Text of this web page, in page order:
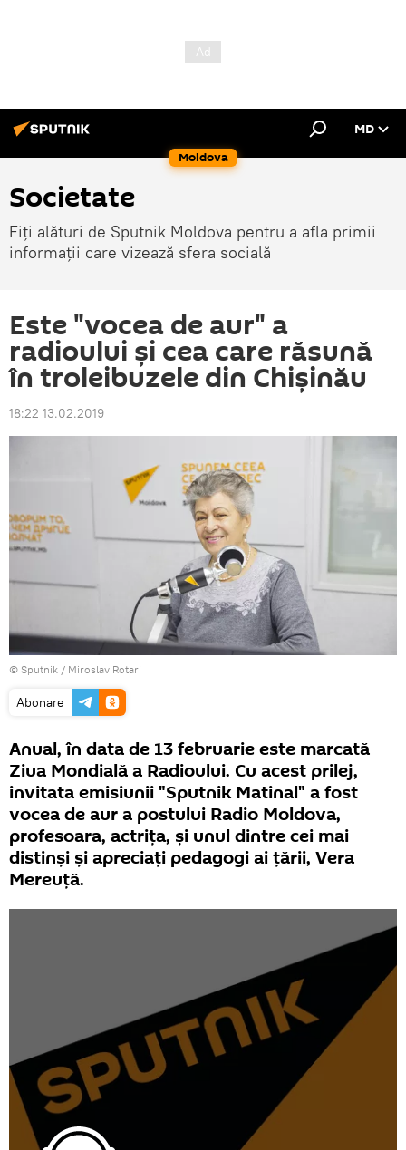
Moldova
MD
Societate
Fiți alături de Sputnik Moldova pentru a afla primii
informații care vizează sfera socială
Este "vocea de aur" a
radioului și cea care răsună
în troleibuzele din Chișinău
18:22 13.02.2019
© Sputnik / Miroslav Rotari
Abonare
Anual, în data de 13 februarie este marcată
Ziua Mondială a Radioului. Cu acest prilej,
invitata emisiunii "Sputnik Matinal" a fost
vocea de aur a postului Radio Moldova,
profesoara, actriţa, și unul dintre cei mai
distinși și apreciați pedagogi ai țării, Vera
Mereuţă.